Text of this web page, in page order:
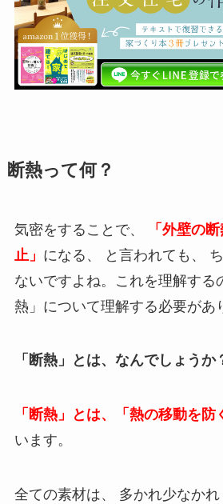
断熱って何？
気密をすることで、
「外壁の
止」 になる、 と言われても、
ないですよね。これを理解する
熱」について理解する必要があ
「断熱」とは、なんでしょうか
「断熱」とは、「熱の移動を
います。
全ての素材は、 多かれ少なか